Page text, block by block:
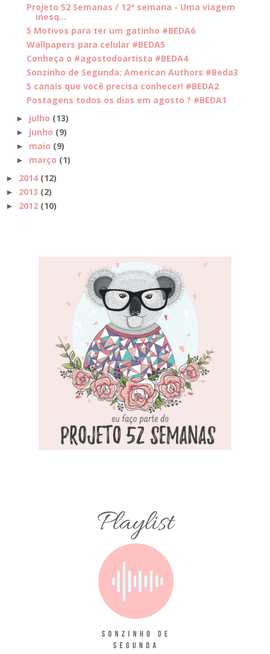
Projeto 52 Semanas / 12ª semana - Uma viagem
inesq...
5 Motivos para ter um gatinho #BEDA6
Wallpapers para celular #BEDA5
Conheça o #agostodoartista #BEDA4
Sonzinho de Segunda: American Authors #Beda3
5 canais que você precisa conhecer! #BEDA2
Postagens todos os dias em agosto ? #BEDA1
► julho (13)
► junho (9)
► maio (9)
► março (1)
► 2014 (12)
► 2013 (2)
► 2012 (10)